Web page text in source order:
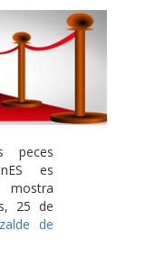
peces
es
25 de
de